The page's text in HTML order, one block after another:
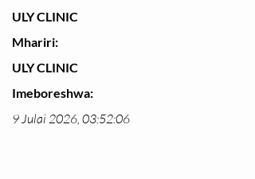
ULY CLINIC
Mhariri:
ULY CLINIC
Imeboreshwa:
9 Julai 2026, 03:52:06